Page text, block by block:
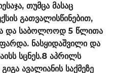
თუმცა მასაც
გათვალისწინებით,
და საბოლოოდ 5 წლითა
ნასყიდაშვილი და
სცნეს.8 აპრილს
ავალიანის საქმეზე